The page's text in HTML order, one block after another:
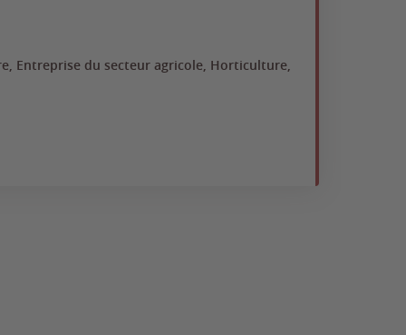
Entreprise du secteur agricole, Horticulture,